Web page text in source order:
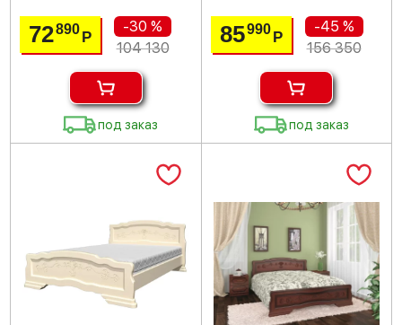
72890Р
-30 %
104 130
под заказ
85990 Р
-45 %
156 350
под заказ